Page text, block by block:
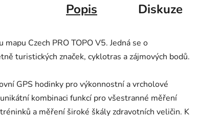
Popis Diskuze
Czech PRO TOPO V5. Jedná se o
turistických značek, cyklotras a zájmových bodů.
GPS hodinky pro výkonnostní a vrcholové
kombinaci funkcí pro všestranné měření
a měření široké škály zdravotních veličin. K